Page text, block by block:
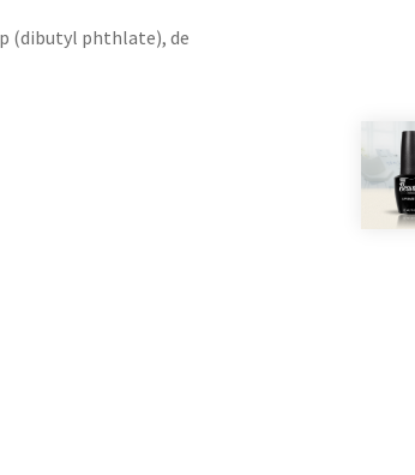
(dibutyl phthlate), de